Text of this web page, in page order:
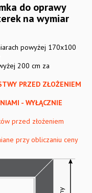
do oprawy
na wymiar
powyżej 170x100
200 cm za
PRZED ZŁOŻENIEM
- WYŁĄCZNIE
przed złożeniem
przy obliczaniu ceny